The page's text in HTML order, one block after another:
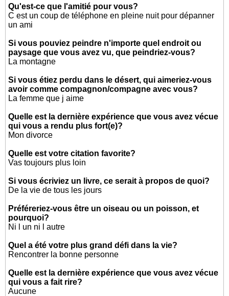
Qu'est-ce que l'amitié pour vous?
C est un coup de téléphone en pleine nuit pour dépanner
un ami
Si vous pouviez peindre n'importe quel endroit ou
paysage que vous avez vu, que peindriez-vous?
La montagne
Si vous étiez perdu dans le désert, qui aimeriez-vous
avoir comme compagnon/compagne avec vous?
La femme que j aime
Quelle est la dernière expérience que vous avez vécue
qui vous a rendu plus fort(e)?
Mon divorce
Quelle est votre citation favorite?
Vas toujours plus loin
Si vous écriviez un livre, ce serait à propos de quoi?
De la vie de tous les jours
Préféreriez-vous être un oiseau ou un poisson, et
pourquoi?
Ni l un ni l autre
Quel a été votre plus grand défi dans la vie?
Rencontrer la bonne personne
Quelle est la dernière expérience que vous avez vécue
qui vous a fait rire?
Aucune